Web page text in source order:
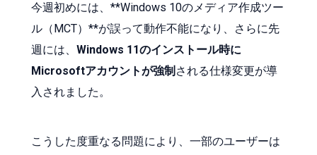
今週初めには、**Windows 10のメディア作成ツー
ル（MCT）**が誤って動作不能になり、さらに先
週には、 Windows 11のインストール時に
Microsoftアカウントが強制 される仕様変更が導
入されました。
こうした度重なる問題により、一部のユーザーは